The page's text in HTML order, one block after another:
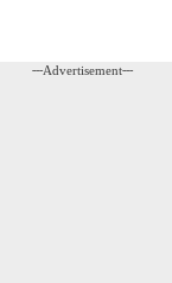
---Advertisement---